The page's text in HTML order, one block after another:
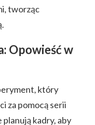
tworząc
Opowieść w
który
za pomocą serii
kadry, aby